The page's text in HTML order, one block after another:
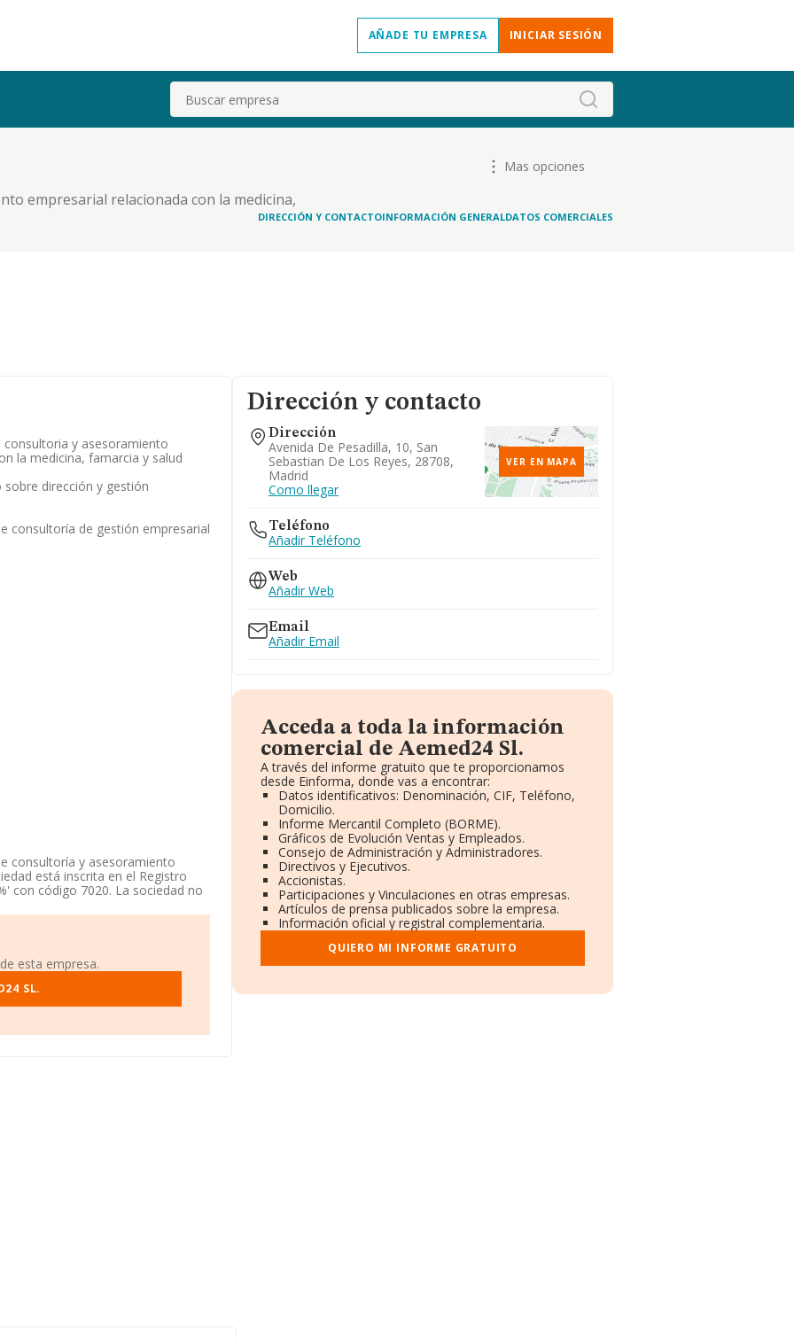
AÑADE TU EMPRESA INICIAR SESIÓN
Buscar
empresarial relacionada con la medicina,
Mas opciones
DIRECCIÓN Y CONTACTOINFORMACIÓN GENERALDATOS COMERCIALES
y asesoramiento
la medicina, famarcia y salud
dirección y gestión
consultoría de gestión empresarial
consultoría y asesoramiento
está inscrita en el Registro
con código 7020. La sociedad no
Los Reyes, Madrid.
pertenecientes al sector, en el
euros y el promedio de la
mil euros. En relación con la
de interés, los empleados
esta empresa.
SL.
Dirección y contacto
Dirección
Avenida De Pesadilla, 10, San
Sebastian De Los Reyes, 28708,
Madrid
Como llegar
VER EN MAPA
Teléfono
Añadir Teléfono
Web
Añadir Web
Email
Añadir Email
Acceda a toda la información
comercial de Aemed24 Sl.
A través del informe gratuito que te proporcionamos
desde Einforma, donde vas a encontrar:
Datos identificativos: Denominación, CIF, Teléfono,
Domicilio.
Informe Mercantil Completo (BORME).
Gráficos de Evolución Ventas y Empleados.
Consejo de Administración y Administradores.
Directivos y Ejecutivos.
Accionistas.
Participaciones y Vinculaciones en otras empresas.
Artículos de prensa publicados sobre la empresa.
Información oficial y registral complementaria.
QUIERO MI INFORME GRATUITO